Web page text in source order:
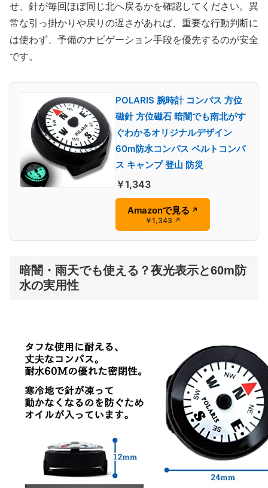
せ、針が毎回ほぼ同じ北へ戻るかを確認してください。異
常な引っ掛かりや戻りの遅さがあれば、重要な行動判断に
は使わず、予備のナビゲーション手段を優先するのが安全
です。
POLARIS 腕時計 コンパス 方位
磁針 方位磁石 暗闇でも南北がす
ぐわかるオリジナルデザイン
60m防水コンパス ベルトコンパ
ス キャンプ 登山 防災
￥1,343
Amazonで見る ↗
￥1,343 ↗
暗闇・雨天でも使える？夜光表示と60m防
水の実用性